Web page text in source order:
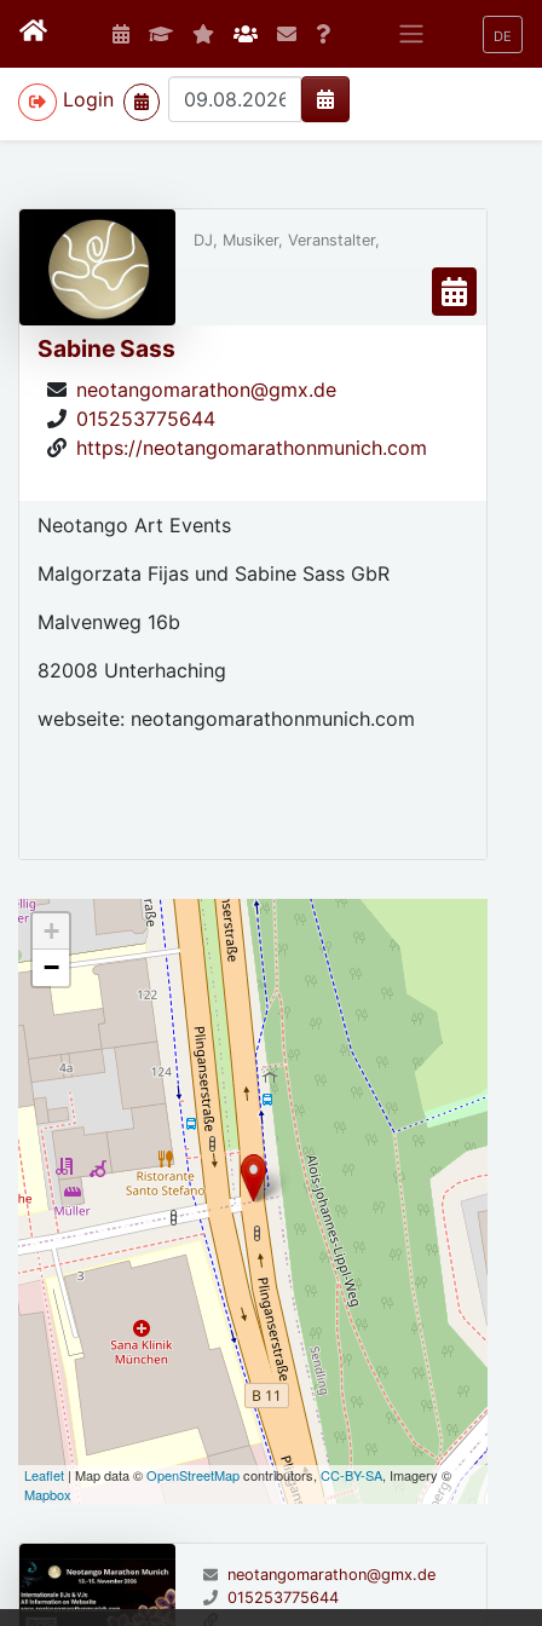
DE
Login
>
Sabine Sass
neotangomarathon@gmx.de
015253775644
https://neotangomarathonmunich.com
DJ, Musiker, Veranstalter,
Neotango Art Events
Malgorzata Fijas und Sabine Sass GbR
Malvenweg 16b
82008 Unterhaching
webseite: neotangomarathonmunich.com
+
−
Leaflet | Map data ©OpenStreetMapcontributors,CC-BY-SA, Imagery ©
Mapbox
neotangomarathon@gmx.de
015253775644